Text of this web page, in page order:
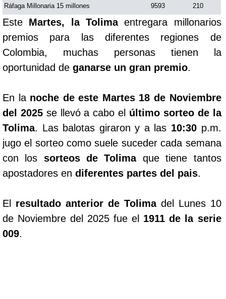
Ráfaga Millonaria 15 millones 9593 210
Este Martes, la Tolimaentregara millonarios
premios para las diferentes regiones de
Colombia, muchas personas tienen la
oportunidad de ganarse un gran premio.
En la noche de este Martes 18 de Noviembre
del 2025se llevó a cabo el último sorteo de la
Tolima. Las balotas giraron y a las 10:30p.m.
jugo el sorteo como suele suceder cada semana
con los sorteos de Tolima que tiene tantos
apostadores en diferentes partes del pais.
El resultado anterior de Tolimadel Lunes 10
de Noviembre del 2025 fue el 1911 de la serie
009.